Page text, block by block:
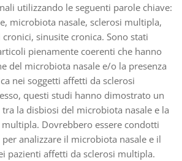
utilizzando le seguenti parole chiave:
microbiota nasale, sclerosi multipla,
sinusite cronica. Sono stati
pienamente coerenti che hanno
del microbiota nasale e/o la presenza
nei soggetti affetti da sclerosi
questi studi hanno dimostrato un
la disbiosi del microbiota nasale e la
Dovrebbero essere condotti
analizzare il microbiota nasale e il
pazienti affetti da sclerosi multipla.